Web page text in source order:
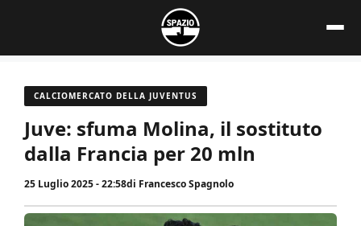
contenuto
CALCIOMERCATO DELLA JUVENTUS
Juve: sfuma Molina, il sostituto
dalla Francia per 20 mln
25 Luglio 2025 - 22:58di Francesco Spagnolo